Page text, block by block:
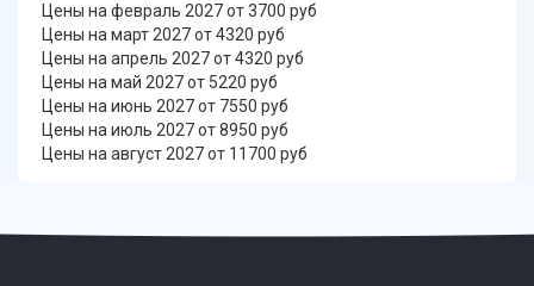
Цены на февраль 2027 от 3700 руб
Цены на март 2027 от 4320 руб
Цены на апрель 2027 от 4320 руб
Цены на май 2027 от 5220 руб
Цены на июнь 2027 от 7550 руб
Цены на июль 2027 от 8950 руб
Цены на август 2027 от 11700 руб